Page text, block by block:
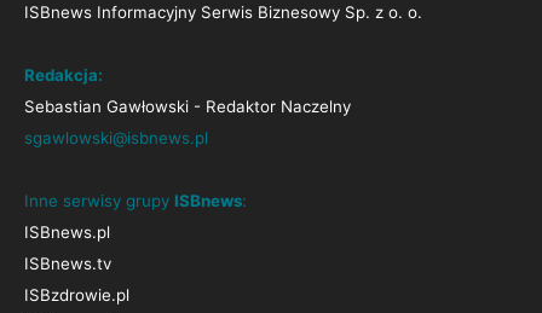
ISBnews Informacyjny Serwis Biznesowy Sp. z o. o.
Redakcja:
Sebastian Gawłowski - Redaktor Naczelny
sgawlowski@isbnews.pl
Inne serwisy grupy ISBnews:
ISBnews.pl
ISBnews.tv
ISBzdrowie.pl